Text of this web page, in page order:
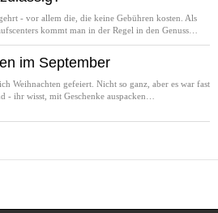
- vor allem die, die keine Gebühren kosten. Als
kommt man in der Regel in den Genuss…
im September
Weihnachten gefeiert. Nicht so ganz, aber es war fast
- ihr wisst, mit Geschenke auspacken…